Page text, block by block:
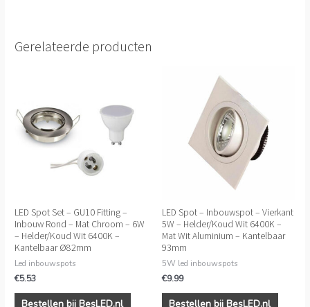
Gerelateerde producten
LED Spot Set – GU10 Fitting –
Inbouw Rond – Mat Chroom – 6W
– Helder/Koud Wit 6400K –
Kantelbaar Ø82mm
Led inbouwspots
€5.53
Bestellen bij BesLED.nl
LED Spot – Inbouwspot – Vierkant
5W – Helder/Koud Wit 6400K –
Mat Wit Aluminium – Kantelbaar
93mm
5W led inbouwspots
€9.99
Bestellen bij BesLED.nl